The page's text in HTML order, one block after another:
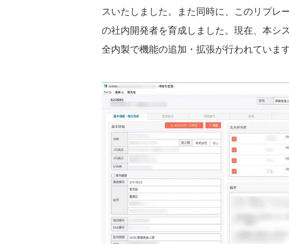
スいたしました。また同時に、このリプレ
の社内開発者を育成しました。現在、本シ
全内製で機能の追加・拡張が行われています